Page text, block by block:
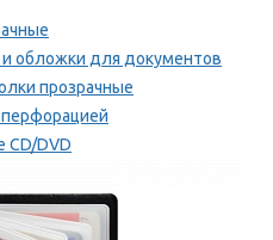
обложки для документов
прозрачные
CD/DVD